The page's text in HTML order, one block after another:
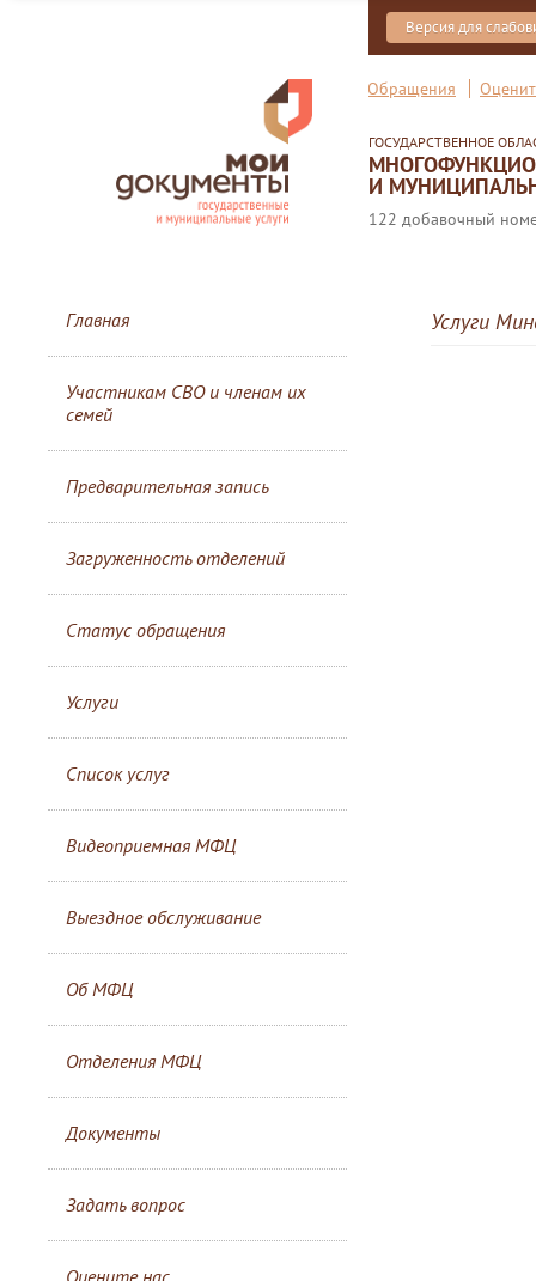
Версия для
Обращения
ГОСУДАРСТВЕННОЕ
И
122 добавочный
Главная
Участникам СВО и членам их
семей
Предварительная запись
Загруженность отделений
Статус обращения
Услуги
Список услуг
Видеоприемная МФЦ
Выездное обслуживание
Об МФЦ
Отделения МФЦ
Документы
Задать вопрос
Оцените нас
Услуги